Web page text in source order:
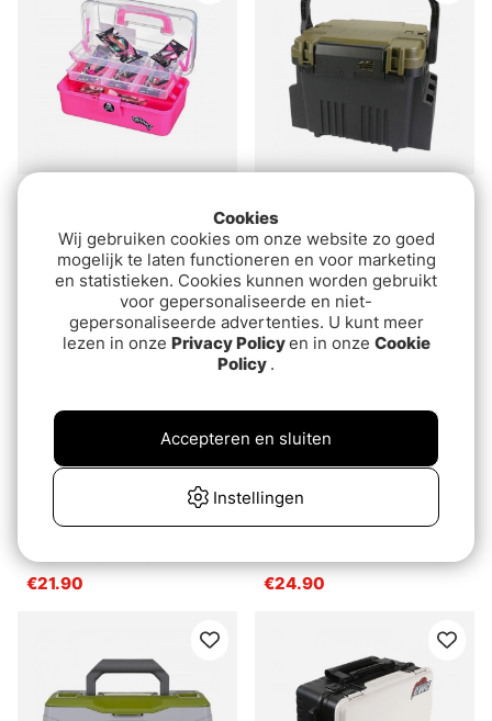
fishing, Pink
€21.90
440x293x293mm -
Green
€99
Plano 3730 Prolatch
€21.90
Fladen Tacklebox
fishing
€24.90
Cookies
Wij gebruiken cookies om onze website zo goed
mogelijk te laten functioneren en voor marketing
en statistieken. Cookies kunnen worden gebruikt
voor gepersonaliseerde en niet-
gepersonaliseerde advertenties. U kunt meer
lezen in onze Privacy Policyen in onze Cookie
Policy .
Instellingen
Accepteren en sluiten